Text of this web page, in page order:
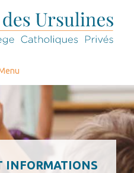
INFORMATIONS